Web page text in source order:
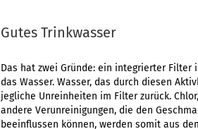
Gutes Trinkwasser
Das hat zwei Gründe: ein integrierter Filter
das Wasser. Wasser, das durch diesen
jegliche Unreinheiten im Filter zurück.
andere Verunreinigungen, die den
beeinflussen können, werden somit aus